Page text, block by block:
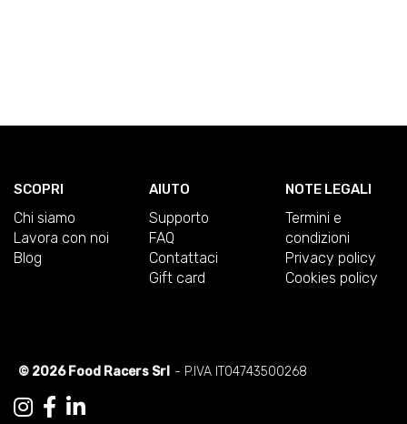
SCOPRI
Chi siamo
Lavora con noi
Blog
AIUTO
Supporto
FAQ
Contattaci
Gift card
NOTE LEGALI
Termini e
condizioni
Privacy policy
Cookies policy
© 2026 Food Racers Srl - P.IVA IT04743500268